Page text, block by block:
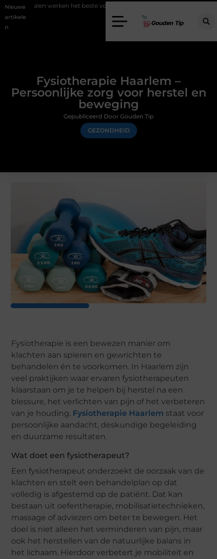
Nieuwe
artikele
n
het beste voor vastgoedmarketing?
Fysiotherapie Haarlem –
Persoonlijke zorg voor herstel en
beweging
GEZONDHEID
Gepubliceerd Door Gouden Tip
Fysiotherapie is een bewezen manier om
klachten aan spieren en gewrichten te
behandelen én te voorkomen. In Haarlem zijn
veel praktijken waar ervaren fysiotherapeuten
klaarstaan om je te helpen bij herstel na een
blessure, het verlichten van pijn of het verbeteren
van je houding. Fysiotherapie Haarlem staat voor
persoonlijke aandacht, deskundige begeleiding
en duurzame resultaten.
Wat doet een fysiotherapeut?
Een fysiotherapeut onderzoekt de oorzaak van de
klachten en stelt een behandelplan op dat
volledig is afgestemd op de patiënt. Dat kan
bestaan uit oefentherapie, mobilisatietechnieken,
massage of adviezen om beter te bewegen. Het
doel is niet alleen het verminderen van pijn, maar
ook het herstellen van de natuurlijke balans in
het lichaam. Hierdoor verbetert je mobiliteit en